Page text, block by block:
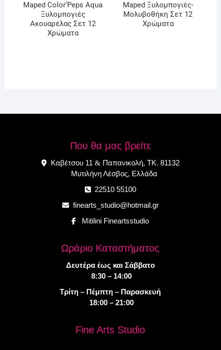
Maped Color’Peps Aqua
Ξυλομπογιές
Ακουαρέλας Σετ 12
Χρώματα
Maped Ξυλομπογιές-
Μολυβοθήκη Σετ 12
Χρώματα
Που θα μας βρείτε
Καβέτσου 11 &Παπανικολή, ΤΚ. 81132
Μυτιλήνη Λέσβος, Ελλάδα
22510 55100
finearts_studio@hotmail.gr
Mitilini Fineartsstudio
Ωράριο Καταστήματος
Δευτέρα έως και Σάββατο
8:30 – 14:00
Τρίτη – Πέμπτη – Παρασκευή
18:00 – 21:00
Fine Arts Studio